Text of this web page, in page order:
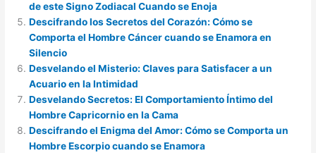
de este Signo Zodiacal Cuando se Enoja
Descifrando los Secretos del Corazón: Cómo se
Comporta el Hombre Cáncer cuando se Enamora en
Silencio
Desvelando el Misterio: Claves para Satisfacer a un
Acuario en la Intimidad
Desvelando Secretos: El Comportamiento Íntimo del
Hombre Capricornio en la Cama
Descifrando el Enigma del Amor: Cómo se Comporta un
Hombre Escorpio cuando se Enamora